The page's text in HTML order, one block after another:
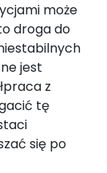
może
droga do
jest
z
tę
się po